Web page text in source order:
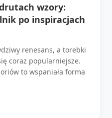
wzory:
po inspiracjach
renesans, a torebki
coraz popularniejsze.
to wspaniała forma